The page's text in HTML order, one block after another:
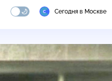
Сегодня в Москве